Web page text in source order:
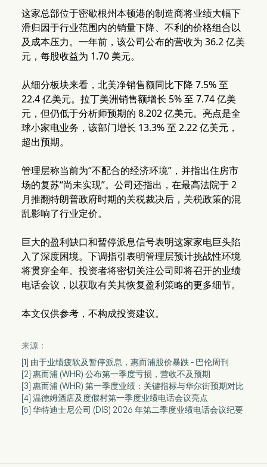
这家总部位于密歇根州本顿港的制造商将业绩大幅下
滑归因于行业范围内的销量下降、不利的价格组合以
及成本压力。一年前，该公司公布的营收为 36.2 亿美
元，每股收益为 1.70 美元。
从细分板块来看，北美净销售额同比下降 7.5% 至
22.4 亿美元。拉丁美洲销售额增长 5% 至 7.74 亿美
元，但仍低于分析师预期的 8.202 亿美元。亮点是全
球小家电业务，该部门增长 13.3% 至 2.22 亿美元，
超出预期。
管理层称当前为“不配合的经济环境”，并指出住房市
场的复苏“尚未实现”。公司还指出，在最高法院于 2
月推翻特朗普政府时期的关税裁决后，关税政策的混
乱影响了行业定价。
巨大的盈利缺口和暂停派息信号表明这家家电巨头陷
入了深度困境。下调指引表明管理层预计挑战性环境
将贯穿全年。投资者将密切关注公司即将召开的业绩
电话会议，以获取有关其恢复盈利策略的更多细节。
本文仅供参考，不构成投资建议。
来源：
[1] 由于业绩疲软及暂停派息，惠而浦股价暴跌 - 巴伦周刊
[2] 惠而浦 (WHR) 公布第一季度亏损，营收不及预期
[3] 惠而浦 (WHR) 第一季度业绩：关键指标与华尔街预期对比
[4] 温德姆酒店及度假村第一季度业绩电话会议亮点
[5] 华特迪士尼公司 (DIS) 2026 年第二季度业绩电话会议纪要